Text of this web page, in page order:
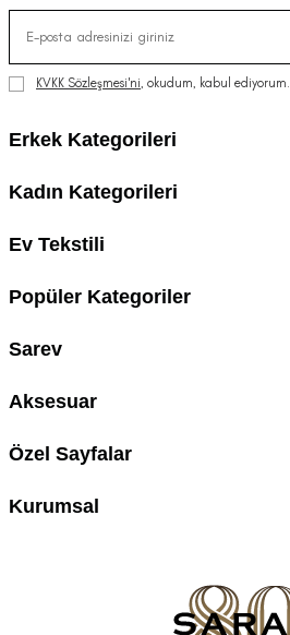
KVKK Sözleşmesi'ni, okudum, kabul ediyorum.
Erkek Kategorileri
Kadın Kategorileri
Ev Tekstili
Popüler Kategoriler
Sarev
Aksesuar
Özel Sayfalar
Kurumsal